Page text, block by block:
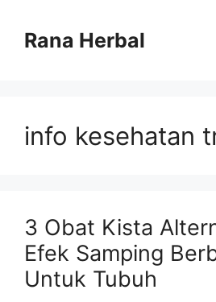
contentRana Herbal
info kesehatan
3 Obat Kista
Efek Samping
Untuk Tubuh